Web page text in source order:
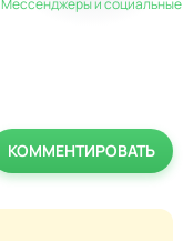
Мессенджеры и социальные
КОММЕНТИРОВАТЬ